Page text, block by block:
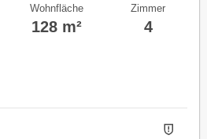
Wohnfläche
128 m²
Zimmer
4